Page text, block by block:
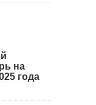
на
года